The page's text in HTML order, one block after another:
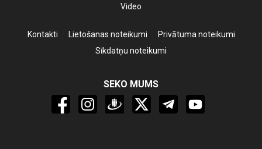
Video
Kontakti Lietošanas noteikumi
Privātuma noteikumi
Sīkdatņu noteikumi
SEKO MUMS